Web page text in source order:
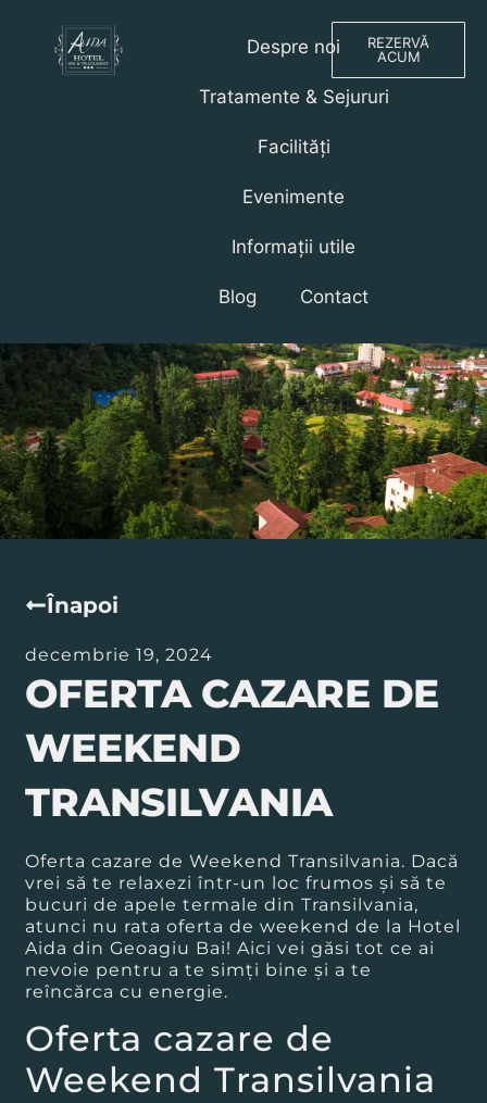
Despre noi
Tratamente & Sejururi
Facilități
Evenimente
Informații utile
Blog Contact
REZERVĂ
ACUM
Înapoi
decembrie 19, 2024
OFERTA CAZARE DE
WEEKEND
TRANSILVANIA
Oferta cazare de Weekend Transilvania. Dacă
vrei să te relaxezi într-un loc frumos și să te
bucuri de apele termale din Transilvania,
atunci nu rata oferta de weekend de la Hotel
Aida din Geoagiu Bai! Aici vei găsi tot ce ai
nevoie pentru a te simți bine și a te
reîncărca cu energie.
Oferta cazare de
Weekend Transilvania